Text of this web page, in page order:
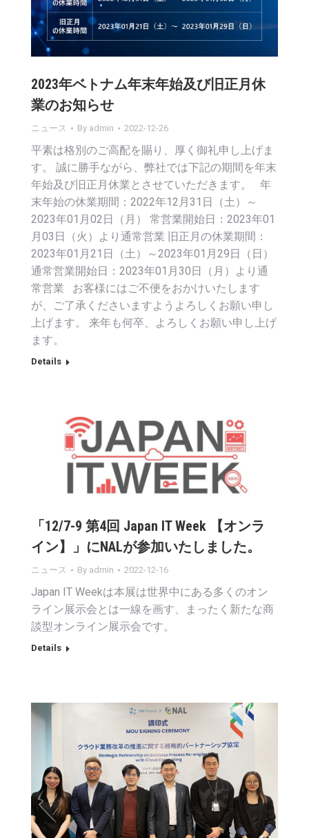
2023年ベトナム年末年始及び旧正月休
業のお知らせ
ニュース By admin 2022-12-26
平素は格別のご高配を賜り、厚く御礼申し上げま
す。 誠に勝手ながら、弊社では下記の期間を年末
年始及び旧正月休業とさせていただきます。 年
末年始の休業期間：2022年12月31日（土）～
2023年01月02日（月） 常営業開始日：2023年01
月03日（火）より通常営業 旧正月の休業期間：
2023年01月21日（土）～2023年01月29日（日）
通常営業開始日：2023年01月30日（月）より通
常営業 お客様にはご不便をおかけいたします
が、ご了承くださいますようよろしくお願い申し
上げます。 来年も何卒、よろしくお願い申し上げ
ます。
Details
「12/7-9 第4回 Japan IT Week 【オンラ
イン】」にNALが参加いたしました。
ニュース By admin 2022-12-16
Japan IT Weekは本展は世界中にある多くのオン
ライン展示会とは一線を画す、まったく新たな商
談型オンライン展示会です。
Details